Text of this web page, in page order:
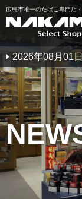
広島市唯一のたばこ専門店
2026年08月01